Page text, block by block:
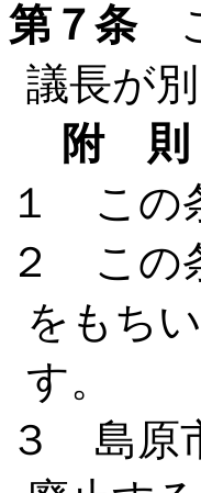
第７条こ
議長が
附 則
１ この
２ この
をもち
す。
３ 島原